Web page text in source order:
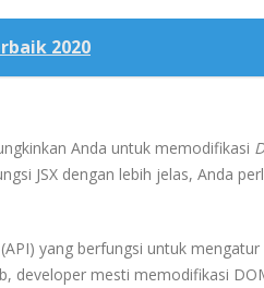
2020
Anda untuk memodifikasi
JSX dengan lebih jelas, Anda
(API) yang berfungsi untuk
developer mesti memodifikasi